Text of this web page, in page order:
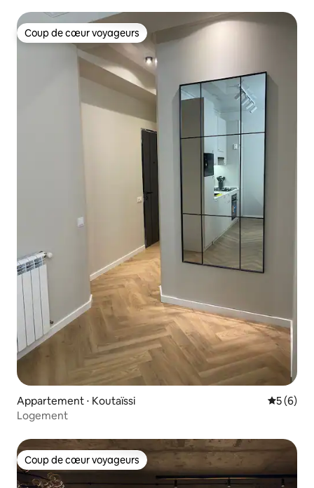
Coup de cœur voyageurs
Coup de cœur voyageurs
Appartement ⋅ Koutaïssi
5 (6)
Logement
Coup de cœur voyageurs
Coup de cœur voyageurs